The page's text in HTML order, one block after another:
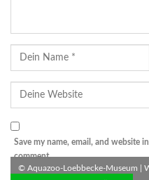
© Aquazoo-Loebbecke-Museum |
Save my name, email, and website
comment.